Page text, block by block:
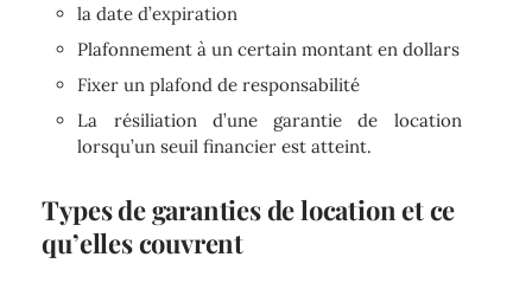
la date d’expiration
Plafonnement à un certain montant en dollars
Fixer un plafond de responsabilité
La résiliation d’une garantie de location
lorsqu’un seuil financier est atteint.
Types de garanties de location et ce
qu’elles couvrent